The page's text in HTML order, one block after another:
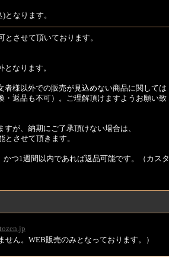
なります。
させて頂いております。
なります。
様以外での販売が見込めない商品に関しては
・返品も不可）。ご理解頂けますようお願い致
が、納期にご了承頂けない場合は、
させて頂きます。
つ1週間以内であれば返品可能です。（カスタ
ん。WEB販売のみとなっております。）